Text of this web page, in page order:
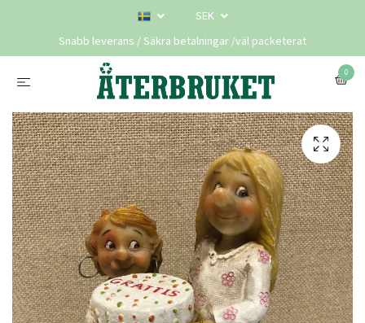
SEK
Snabb leverans / Säkra betalningar /väl packeterat
0